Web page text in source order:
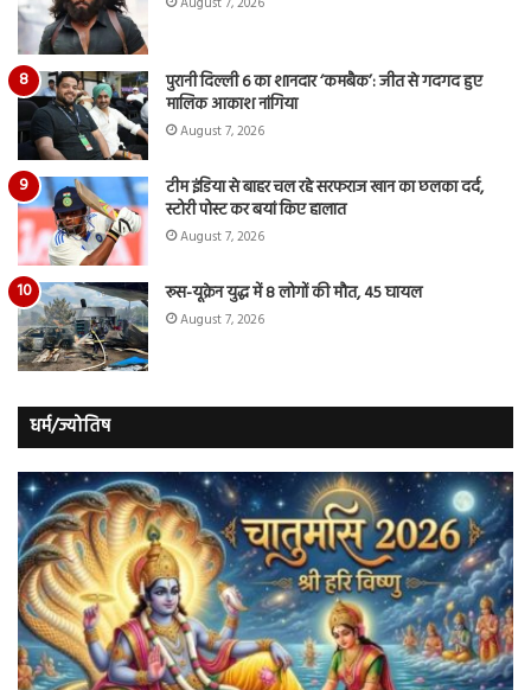
पुरानी दिल्ली 6 का शानदार ‘कमबैक’: जीत से गदगद हुए
मालिक आकाश नांगिया
August 7, 2026
टीम इंडिया से बाहर चल रहे सरफराज खान का छलका दर्द,
स्टोरी पोस्ट कर बयां किए हालात
August 7, 2026
रूस-यूक्रेन युद्ध में 8 लोगों की मौत, 45 घायल
August 7, 2026
धर्म/ज्योतिष